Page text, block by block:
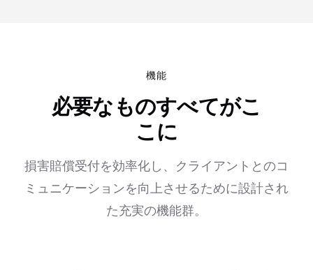
機能
必要なものすべてがこ
こに
損害賠償受付を効率化し、クライアントとのコ
ミュニケーションを向上させるために設計され
た充実の機能群。